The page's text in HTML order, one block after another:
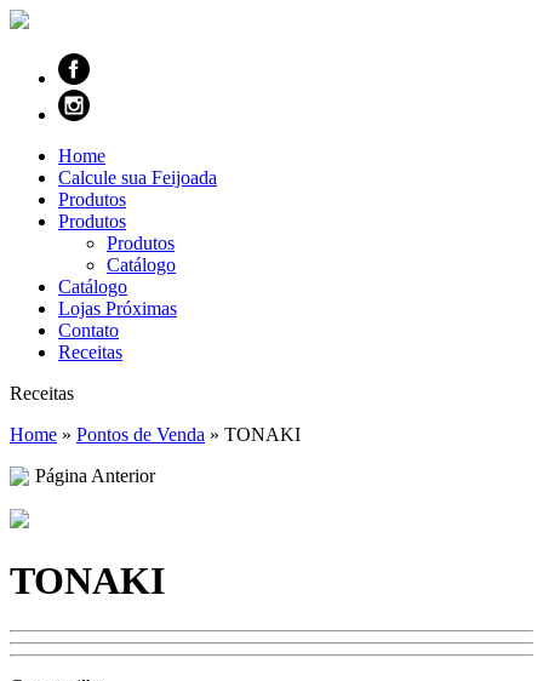
Home
Calcule sua Feijoada
Produtos
Produtos
Produtos
Catálogo
Catálogo
Lojas Próximas
Contato
Receitas
Receitas
Home » Pontos de Venda » TONAKI
Página Anterior
TONAKI